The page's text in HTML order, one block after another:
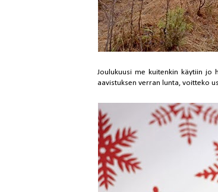
Joulukuusi me kuitenkin käytiin jo
aavistuksen verran lunta, voitteko